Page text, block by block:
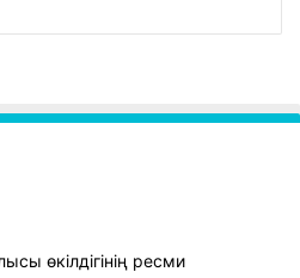
өкілдігінің ресми